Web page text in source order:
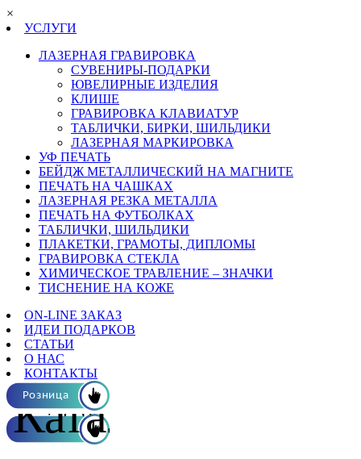
×
УСЛУГИ
ЛАЗЕРНАЯ ГРАВИРОВКА
СУВЕНИРЫ-ПОДАРКИ
ЮВЕЛИРНЫЕ ИЗДЕЛИЯ
КЛИШЕ
ГРАВИРОВКА КЛАВИАТУР
ТАБЛИЧКИ, БИРКИ, ШИЛЬДИКИ
ЛАЗЕРНАЯ МАРКИРОВКА
УФ ПЕЧАТЬ
БЕЙДЖ МЕТАЛЛИЧЕСКИЙ НА МАГНИТЕ
ПЕЧАТЬ НА ЧАШКАХ
ЛАЗЕРНАЯ РЕЗКА МЕТАЛЛА
ПЕЧАТЬ НА ФУТБОЛКАХ
ТАБЛИЧКИ, ШИЛЬДИКИ
ПЛАКЕТКИ, ГРАМОТЫ, ДИПЛОМЫ
ГРАВИРОВКА СТЕКЛА
ХИМИЧЕСКОЕ ТРАВЛЕНИЕ – ЗНАЧКИ
ТИСНЕНИЕ НА КОЖЕ
ON-LINE ЗАКАЗ
ИДЕИ ПОДАРКОВ
СТАТЬИ
О НАС
КОНТАКТЫ
Розница
Каталог ОПТ